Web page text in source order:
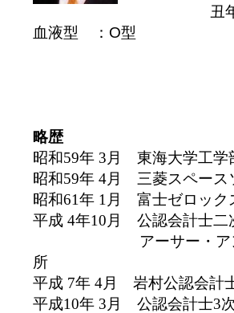
丑年お
血液型 ：O型
略歴
昭和59年 3月 東海大学工学
昭和59年 4月 三菱スペース
昭和61年 1月 富士ゼロック
平成 4年10月 公認会計士二
アーサー・アンダー
所
平成 7年 4月 岩村公認会計
平成10年 3月 公認会計士3